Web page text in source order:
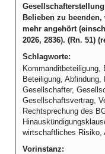
Belieben zu
mehr angehört
2026, 2836). (Rn. 51)
Schlagworte:
Beteiligung,
Gesellschafter,
Gesellschaftsvertrag,
Rechtsprechung des
wirtschaftliches Risiko,
Vorinstanz: